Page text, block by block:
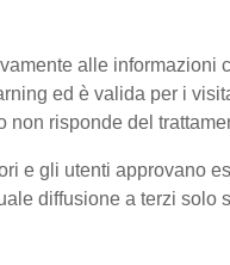
alle
ed è valida per i
risponde del
e gli utenti approvano
diffusione a terzi solo